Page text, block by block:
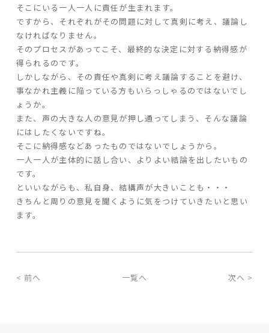
家づくりの流れ
よくあるご質問
企業情報
採用情報
暮らしの器
そこにいる一人一人に責任が生まれます。
ですから、それぞれがその問題に対して真剣に考え、議論し
なければなりません。
そのプロセスがあってこそ、最終的な決定に対する納得感が
得られるのです。
しかしながら、その責任や真剣に考え議論することを避け、
事なかれ主義に陥っている方もいらっしゃるのではないでし
ょうか。
また、声の大きな人の意見が押し通ってしまう、そんな議論
にはしたくないですね。
そこに納得感などあったものではないでしょうから。
一人一人が主体的に話し合い、よりよい結論を出したいもの
です。
といいながらも、私自身、結構声が大きいことも・・・
きちんと周りの意見を聞くように気をつけていきたいと思い
ます。
< 前へ 一覧へ 次へ >